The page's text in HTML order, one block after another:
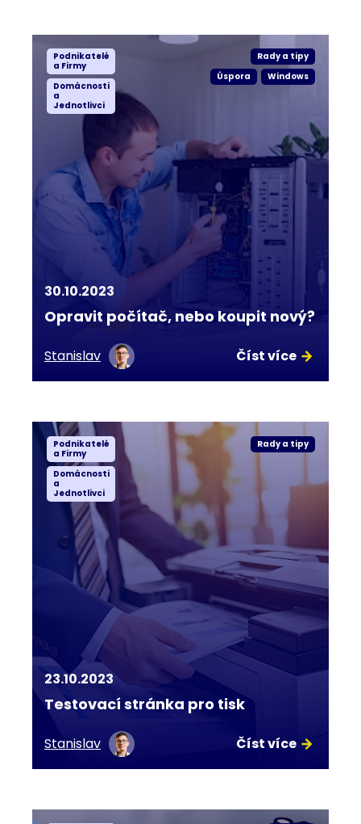
Podnikatelé
a Firmy
Domácnosti
a
Jednotlivci
Rady a tipy
Úspora
Windows
30.10.2023
Opravit počítač, nebo koupit nový?
Stanislav Číst více
Podnikatelé
a Firmy
Domácnosti
a
Jednotlivci
Rady a tipy
23.10.2023
Testovací stránka pro tisk
Stanislav Číst více